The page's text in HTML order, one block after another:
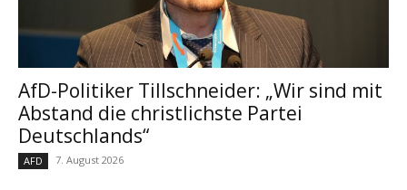
AfD-Politiker Tillschneider: „Wir sind mit
Abstand die christlichste Partei
Deutschlands“
AFD 7. August 2026